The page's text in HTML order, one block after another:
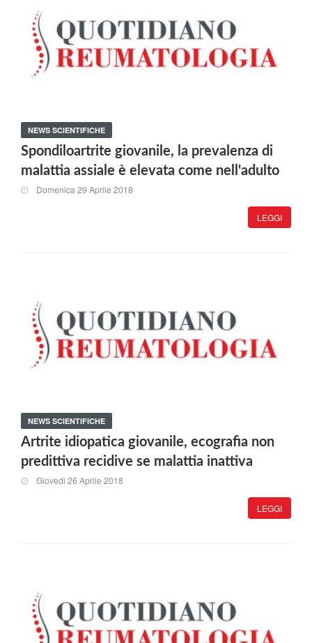
NEWS SCIENTIFICHE
Spondiloartrite giovanile, la prevalenza di
malattia assiale è elevata come nell'adulto
Domenica 29 Aprile 2018
LEGGI
NEWS SCIENTIFICHE
Artrite idiopatica giovanile, ecografia non
predittiva recidive se malattia inattiva
Giovedi 26 Aprile 2018
LEGGI